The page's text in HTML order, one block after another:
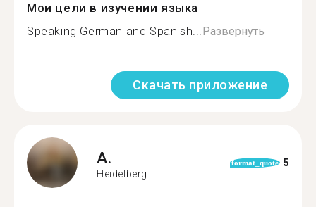
Мои цели в изучении языка
Speaking German and Spanish...Развернуть
Скачать приложение
A.
Heidelberg
format_quote 5